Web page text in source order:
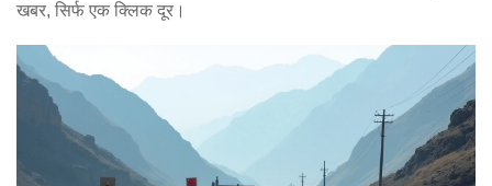
खबर, सिर्फ एक क्लिक दूर।